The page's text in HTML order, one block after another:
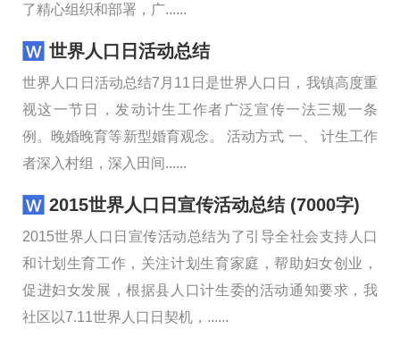
了精心组织和部署，广......
世界人口日活动总结
世界人口日活动总结7月11日是世界人口日，我镇高度重
视这一节日，发动计生工作者广泛宣传一法三规一条
例。晚婚晚育等新型婚育观念。 活动方式 一、 计生工作
者深入村组，深入田间......
2015世界人口日宣传活动总结 (7000字)
2015世界人口日宣传活动总结为了引导全社会支持人口
和计划生育工作，关注计划生育家庭，帮助妇女创业，
促进妇女发展，根据县人口计生委的活动通知要求，我
社区以7.11世界人口日契机，......